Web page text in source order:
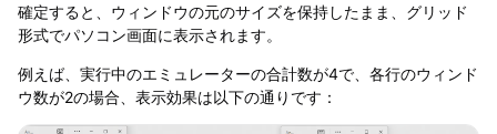
確定すると、ウィンドウの元のサイズを保持したまま、グリッド
形式でパソコン画面に表示されます。
例えば、実行中のエミュレーターの合計数が4で、各行のウィンド
ウ数が2の場合、表示効果は以下の通りです：